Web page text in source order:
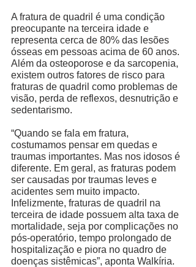
A fratura de quadril é uma condição
preocupante na terceira idade e
representa cerca de 80% das lesões
ósseas em pessoas acima de 60 anos.
Além da osteoporose e da sarcopenia,
existem outros fatores de risco para
fraturas de quadril como problemas de
visão, perda de reflexos, desnutrição e
sedentarismo.
“Quando se fala em fratura,
costumamos pensar em quedas e
traumas importantes. Mas nos idosos é
diferente. Em geral, as fraturas podem
ser causadas por traumas leves e
acidentes sem muito impacto.
Infelizmente, fraturas de quadril na
terceira de idade possuem alta taxa de
mortalidade, seja por complicações no
pós-operatório, tempo prolongado de
hospitalização e piora no quadro de
doenças sistêmicas”, aponta Walkíria.